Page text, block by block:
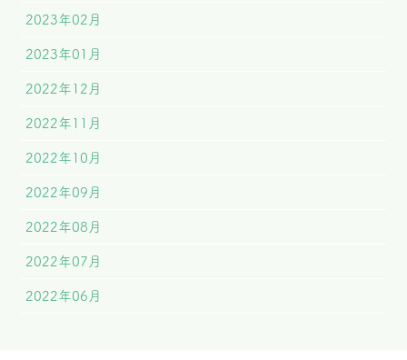
2023年02月
2023年01月
2022年12月
2022年11月
2022年10月
2022年09月
2022年08月
2022年07月
2022年06月